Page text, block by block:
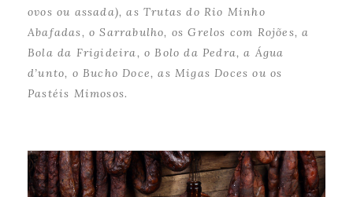
ovos ou assada), as Trutas do Rio Minho
Abafadas, o Sarrabulho, os Grelos com Rojões, a
Bola da Frigideira, o Bolo da Pedra, a Água
d’unto, o Bucho Doce, as Migas Doces ou os
Pastéis Mimosos.